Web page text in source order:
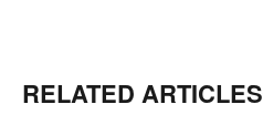
RELATED ARTICLES